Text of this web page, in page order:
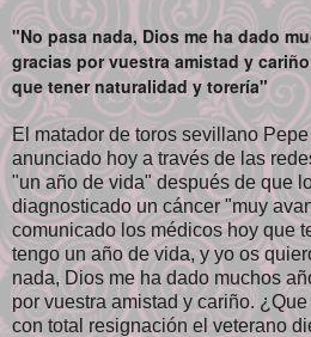
"No pasa nada, Dios me ha dado
gracias por vuestra amistad y
que tener naturalidad y torería"
El matador de toros sevillano
anunciado hoy a través de las
"un año de vida" después de que
diagnosticado un cáncer "muy
comunicado los médicos hoy que
tengo un año de vida, y yo os
nada, Dios me ha dado muchos
por vuestra amistad y cariño.
con total resignación el veterano